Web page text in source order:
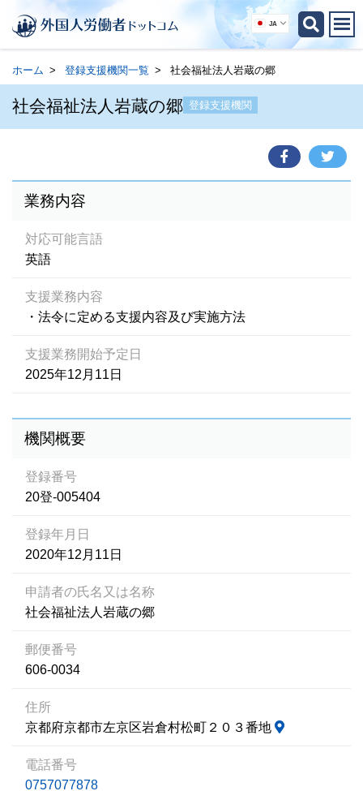
JA
ホーム 登録支援機関一覧 社会福祉法人岩蔵の郷
社会福祉法人岩蔵の郷 登録支援機関
業務内容
対応可能言語
英語
支援業務内容
・法令に定める支援内容及び実施方法
支援業務開始予定日
2025年12月11日
機関概要
登録番号
20登-005404
登録年月日
2020年12月11日
申請者の氏名又は名称
社会福祉法人岩蔵の郷
郵便番号
606-0034
住所
京都府京都市左京区岩倉村松町２０３番地
電話番号
0757077878